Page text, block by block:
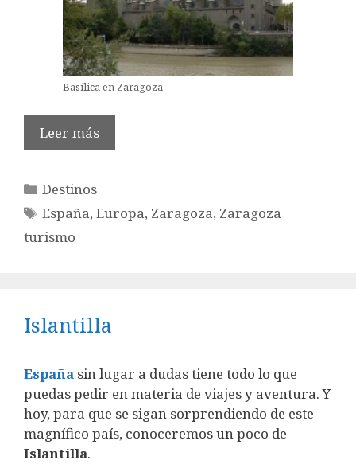
Basílica en Zaragoza
Leer más
Categorías
Destinos
Etiquetas
España,Europa, Zaragoza, Zaragoza
turismo
Islantilla
España sin lugar a dudas tiene todo lo que
puedas pedir en materia de viajes y aventura. Y
hoy, para que se sigan sorprendiendo de este
magnífico país, conoceremos un poco de
Islantilla.